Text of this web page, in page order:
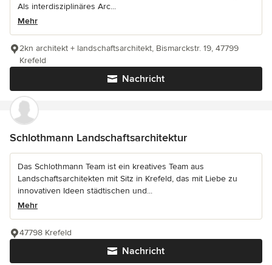
Als interdisziplinäres Arc...
Mehr
Nachricht
2kn architekt + landschaftsarchitekt, Bismarckstr. 19, 47799
Krefeld
Schlothmann Landschaftsarchitektur
Das Schlothmann Team ist ein kreatives Team aus
Landschaftsarchitekten mit Sitz in Krefeld, das mit Liebe zu
innovativen Ideen städtischen und...
Mehr
Nachricht
47798 Krefeld